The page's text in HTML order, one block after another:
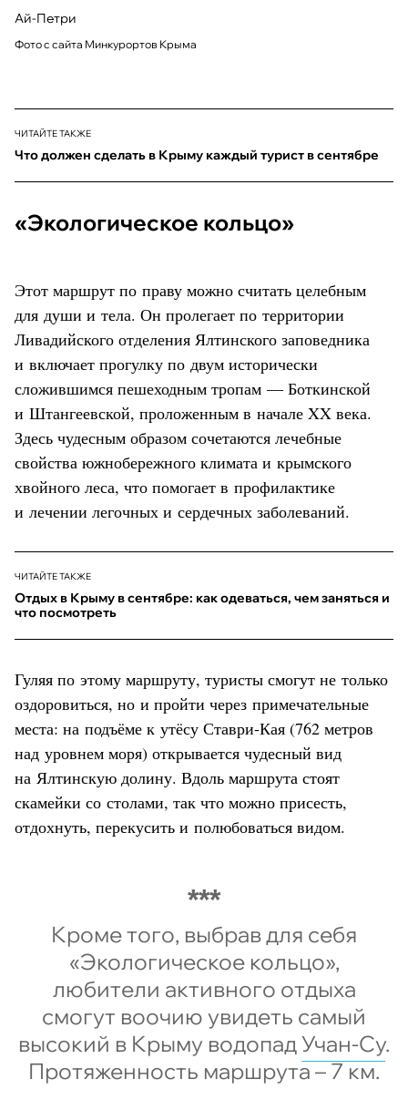
Ай-Петри
Фото с сайта Минкурортов Крыма
ЧИТАЙТЕ ТАКЖЕ
Что должен сделать в Крыму каждый турист в сентябре
«Экологическое кольцо»
Этот маршрут по праву можно считать целебным
для души и тела. Он пролегает по территории
Ливадийского отделения Ялтинского заповедника
и включает прогулку по двум исторически
сложившимся пешеходным тропам — Боткинской
и Штангеевской, проложенным в начале XX века.
Здесь чудесным образом сочетаются лечебные
свойства южнобережного климата и крымского
хвойного леса, что помогает в профилактике
и лечении легочных и сердечных заболеваний.
ЧИТАЙТЕ ТАКЖЕ
Отдых в Крыму в сентябре: как одеваться, чем заняться и
что посмотреть
Гуляя по этому маршруту, туристы смогут не только
оздоровиться, но и пройти через примечательные
места: на подъёме к утёсу Ставри-Кая (762 метров
над уровнем моря) открывается чудесный вид
на Ялтинскую долину. Вдоль маршрута стоят
скамейки со столами, так что можно присесть,
отдохнуть, перекусить и полюбоваться видом.
Кроме того, выбрав для себя
«Экологическое кольцо»,
любители активного отдыха
смогут воочию увидеть самый
высокий в Крыму водопадУчан-Су.
Протяженность маршрута – 7 км.